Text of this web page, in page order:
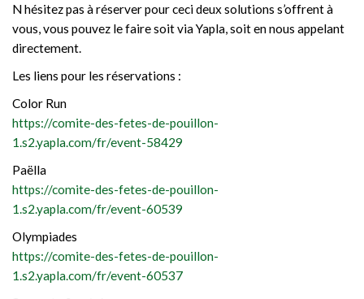
N hésitez pas à réserver pour ceci deux solutions s’offrent à
vous, vous pouvez le faire soit via Yapla, soit en nous appelant
directement.
Les liens pour les réservations :
Color Run
https://comite-des-fetes-de-pouillon-
1.s2.yapla.com/fr/event-58429
Paëlla
https://comite-des-fetes-de-pouillon-
1.s2.yapla.com/fr/event-60539
Olympiades
https://comite-des-fetes-de-pouillon-
1.s2.yapla.com/fr/event-60537